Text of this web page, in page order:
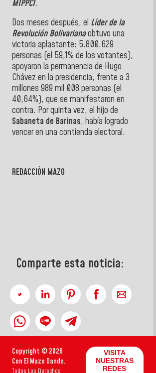
MIPPCI.
Dos meses después, el Líder de la
Revolución Bolivarianaobtuvo una
victoria aplastante: 5.800.629
personas (el 59,1% de los votantes),
apoyaron la permanencia de Hugo
Chávez en la presidencia, frente a 3
millones 989 mil 008 personas (el
40,64%), que se manifestaron en
contra. Por quinta vez, el hijo de
Sabaneta de Barinas, había logrado
vencer en una contienda electoral.
REDACCIÓN MAZO
Comparte esta noticia:
Copyright © 2026
Con El Mazo Dando.
Todos Los Derechos
VISITA
NUESTRAS
REDES